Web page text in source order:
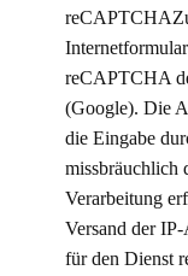
reCAPTCHA
(Google). Die
die Eingabe
missbräuchlich
Verarbeitung
Versand der
für den Dienst